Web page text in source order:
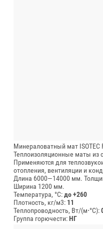
Минераловатный мат ISOTEC
Теплоизоляционные маты из
Применяются для
отопления, вентиляции и
Длина 6000—14000 мм.
Ширина 1200 мм.
Температура, °C:до +260
Плотность, кг/м3: 11
Теплопроводность, Вт/(м⋅°С):
Группа горючести:НГ